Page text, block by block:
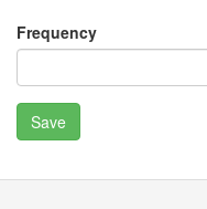
Frequency
Save